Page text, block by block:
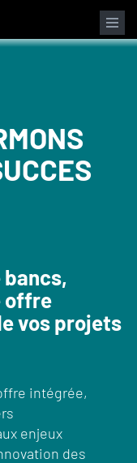
offre
vos projets
intégrée,
enjeux
des